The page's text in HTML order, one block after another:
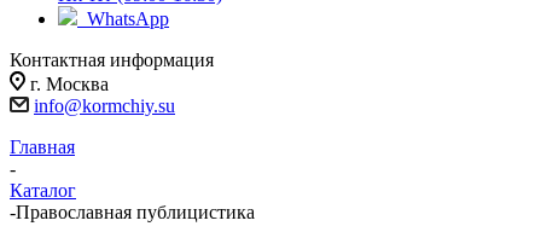
WhatsApp
Контактная информация
г. Москва
info@kormchiy.su
Главная
-
Каталог
-Православная публицистика